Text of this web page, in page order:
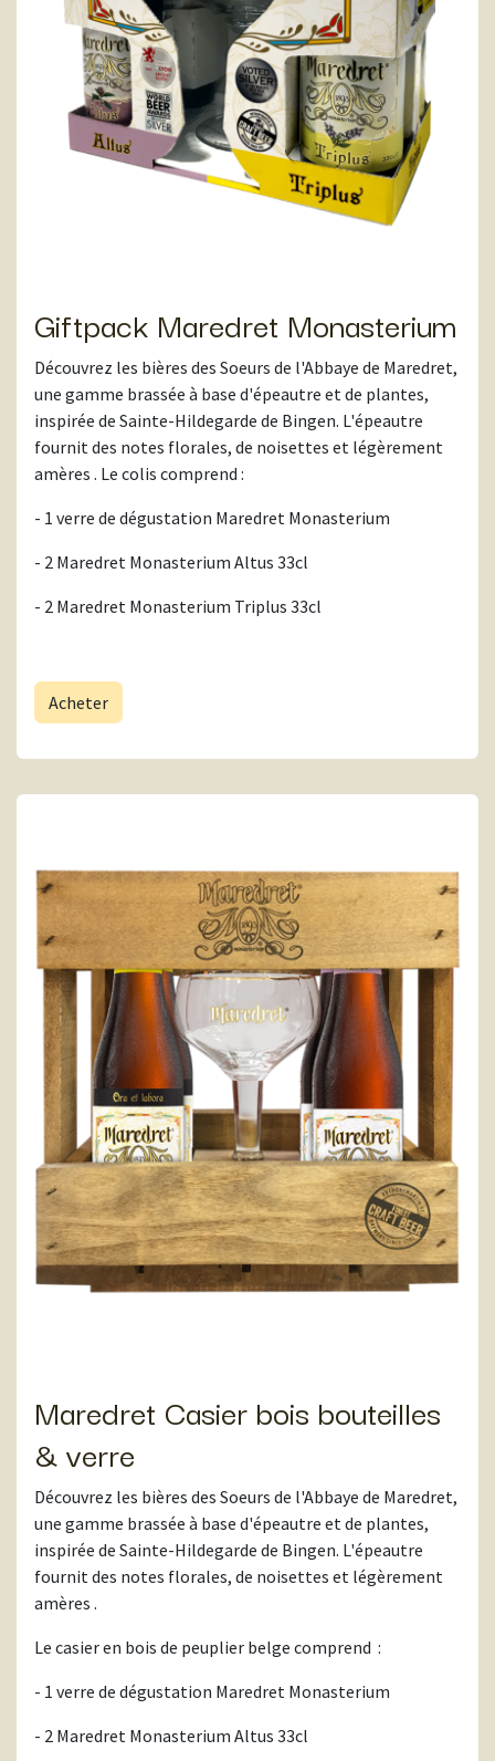
Giftpack Maredret Monasterium
Découvrez les bières des Soeurs de l'Abbaye de Maredret,
une gamme brassée à base d'épeautre et de plantes,
inspirée de Sainte-Hildegarde de Bingen. L'épeautre
fournit des notes florales, de noisettes et légèrement
amères . Le colis comprend :
- 1 verre de dégustation Maredret Monasterium
- 2 Maredret Monasterium Altus 33cl
- 2 Maredret Monasterium Triplus 33cl
Acheter
Maredret Casier bois bouteilles
& verre
Découvrez les bières des Soeurs de l'Abbaye de Maredret,
une gamme brassée à base d'épeautre et de plantes,
inspirée de Sainte-Hildegarde de Bingen. L'épeautre
fournit des notes florales, de noisettes et légèrement
amères .
Le casier en bois de peuplier belge comprend :
- 1 verre de dégustation Maredret Monasterium
- 2 Maredret Monasterium Altus 33cl